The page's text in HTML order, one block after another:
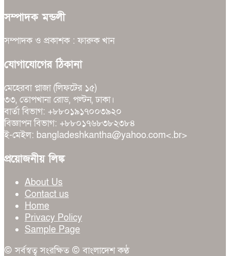
সম্পাদক মন্ডলী
সম্পাদক ও প্রকাশক : ফারুক খান
যোগাযোগের ঠিকানা
মেহেরবা প্লাজা (লিফটের ১৫)
৩৩, তোপখানা রোড, পল্টন, ঢাকা।
বার্তা বিভাগ: +৮৮০১৯১৭০০৩৯২০
বিজ্ঞাপন বিভাগ: +৮৮০১৭৬৮৩৮২৩৮৪
ই-মেইল: bangladeshkantha@yahoo.com<.br>
প্রয়োজনীয় লিঙ্ক
About Us
Contact us
Home
Privacy Policy
Sample Page
© সর্বস্বত্ব সংরক্ষিত © বাংলাদেশ কণ্ঠ